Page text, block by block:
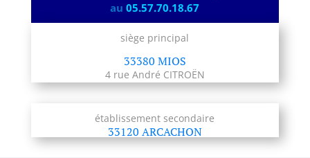
au05.57.70.18.67
siège principal
33380 MIOS
4 rue André CITROËN
établissement secondaire
33120 ARCACHON